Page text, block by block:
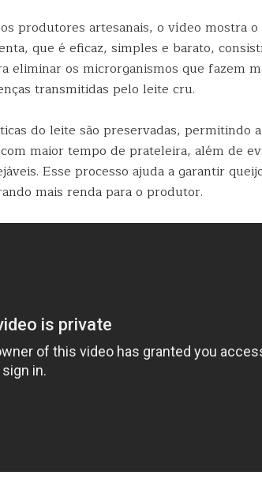
produtores artesanais, o vídeo mostra o
que é eficaz, simples e barato,
eliminar os microrganismos que fazem
transmitidas pelo leite cru.
do leite são preservadas, permitindo
maior tempo de prateleira, além de
Esse processo ajuda a garantir
mais renda para o produtor.